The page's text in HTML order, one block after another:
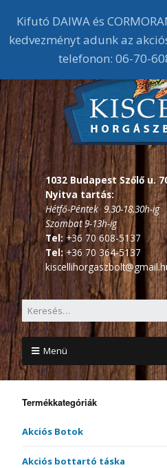
1032 Budapest Szőlő u.
Nyitva tartás:
Hétfő-Péntek 9.30-18.30h-ig
Szombat 9-13h-ig
Tel:+36 70 608-5137
Tel: +36 70 364-5137
Menü
Termékkategóriák
Akciós Botok
Akciós bottartó táska
Kifutó DAIWA és
kedvezményt adunk az
telefonon: 06-70-